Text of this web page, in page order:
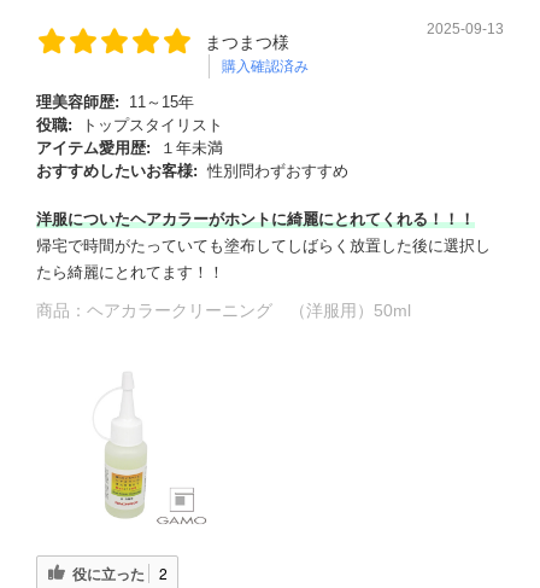
まつまつ様
購入確認済み
2025-09-13
理美容師歴:
11～15年
役職:
トップスタイリスト
アイテム愛用歴:
１年未満
おすすめしたいお客様: 性別問わずおすすめ
洋服についたヘアカラーがホントに綺麗にとれてくれる！！！
帰宅で時間がたっていても塗布してしばらく放置した後に選択し
たら綺麗にとれてます！！
商品： ヘアカラークリーニング （洋服用）50ml
役に立った 2